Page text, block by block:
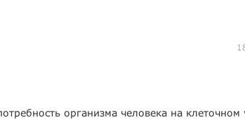
организма человека на